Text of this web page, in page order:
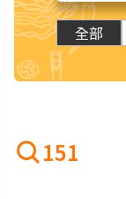
全部
151